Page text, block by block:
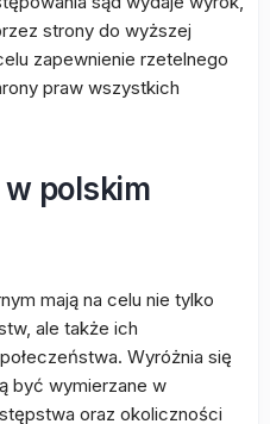
strony do wyższej
zapewnienie rzetelnego
praw wszystkich
polskim
mają na celu nie tylko
ale także ich
Wyróżnia się
być wymierzane w
oraz okoliczności